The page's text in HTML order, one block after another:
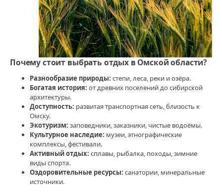
Почему стоит выбрать отдых в Омской области?
Разнообразие природы: степи, леса, реки и озёра.
Богатая история: от древних поселений до сибирской
архитектуры.
Доступность: развитая транспортная сеть, близость к
Омску.
Экотуризм: заповедники, заказники, чистые водоёмы.
Культурное наследие: музеи, этнографические
комплексы, фестивали.
Активный отдых: сплавы, рыбалка, походы, зимние
виды спорта.
Оздоровительные ресурсы: санатории, минеральные
источники.